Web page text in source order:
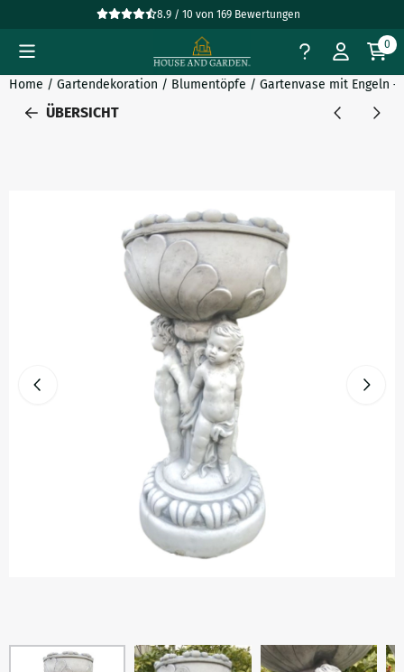
Cookie-Einstellungen verfügbar. Einstellungen wählen oder
8.9 / 10 von169 Bewertungen
0
Home / Gartendekoration / Blumentöpfe / Gartenvase mit Engeln
ÜBERSICHT